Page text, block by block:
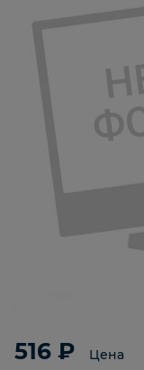
516 ₽ Цена